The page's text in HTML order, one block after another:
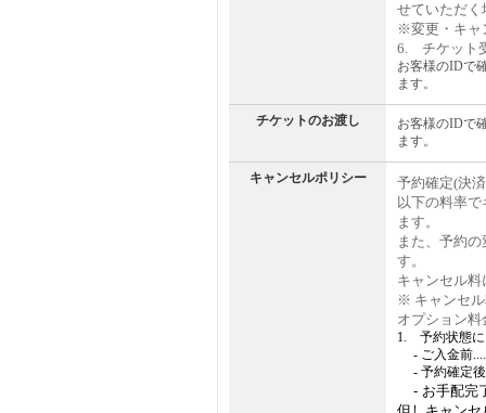
せていただく
※変更・キャ
6. チケット
お客様のIDで
ます。
チケットのお渡し
お客様のIDで
ます。
キャンセルポリシー
予約確定(決
以下の料率
ます。
また、予約
す。
キャンセル
※ キャンセ
オプション
1. 予約状態に
- ご入金前
- 予約確定
- お手配完